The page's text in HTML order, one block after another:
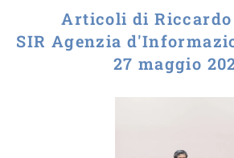
Articoli di
SIR Agenzia
27 maggio